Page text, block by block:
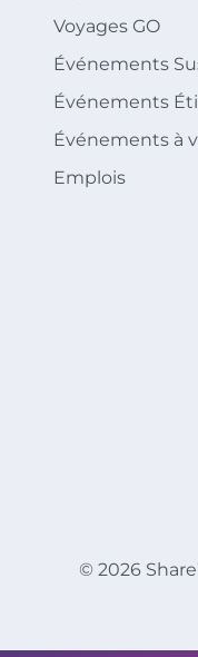
Voyages GO
Événements
Événements
Événements à
Emplois
© 2026